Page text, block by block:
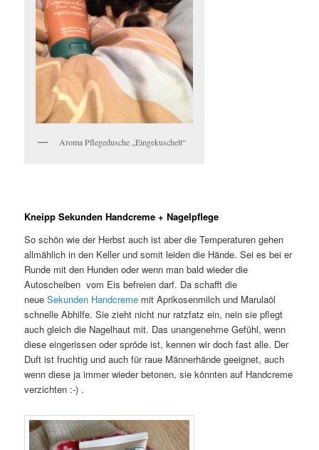
Aroma Pflegedusche „Eingekuschelt“
Kneipp Sekunden Handcreme + Nagelpflege
So schön wie der Herbst auch ist aber die Temperaturen gehen
allmählich in den Keller und somit leiden die Hände. Sei es bei er
Runde mit den Hunden oder wenn man bald wieder die
Autoscheiben vom Eis befreien darf. Da schafft die
neueSekunden Handcreme mit Aprikosenmilch und Marulaöl
schnelle Abhilfe. Sie zieht nicht nur ratzfatz ein, nein sie pflegt
auch gleich die Nagelhaut mit. Das unangenehme Gefühl, wenn
diese eingerissen oder spröde ist, kennen wir doch fast alle. Der
Duft ist fruchtig und auch für raue Männerhände geeignet, auch
wenn diese ja immer wieder betonen, sie könnten auf Handcreme
verzichten :-) .